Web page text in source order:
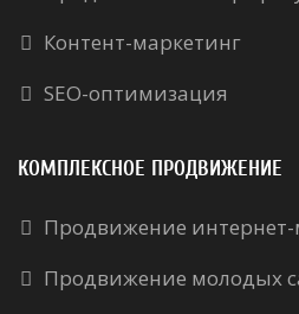
Контент-маркетинг
SEO-оптимизация
КОМПЛЕКСНОЕ ПРОДВИЖЕНИЕ
Продвижение интернет-
Продвижение молодых